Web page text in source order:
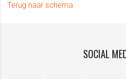
Terug naar schema
SOCIAL